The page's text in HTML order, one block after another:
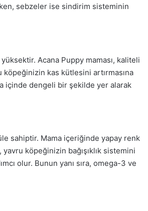
sebzeler ise sindirim sisteminin
Acana Puppy maması, kaliteli
kas kütlesini artırmasına
içinde dengeli bir şekilde yer alarak
sahiptir. Mama içeriğinde yapay renk
köpeğinizin bağışıklık sistemini
olur. Bunun yanı sıra, omega-3 ve